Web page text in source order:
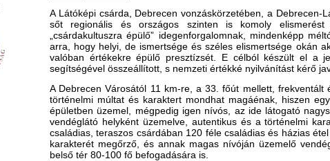
A Látóképi csárda, Debrecen vonzáskörzetében, a Debrecen-
sőt regionális és országos szinten is komoly
„csárdakultuszra épülő” idegenforgalomnak, mindenképp
arra, hogy helyi, de ismertsége és széles elismertsége okán
valóban értékekre épülő presztízsét. E célból készült el a
segítségével összeállított, s nemzeti értékké nyilvánítást kérő
A Debrecen Városától 11 km-re, a 33. főút mellett,
történelmi múltat és karaktert mondhat magáénak, hiszen
épületben üzemel, mégpedig igen nívós, az ide látogató
vendéglátó helyként üzemelve, autentikus és a történelmi
családias, teraszos csárdában 120 féle családias és házias
karakterét megőrző, és annak magas nívóján üzemelő
belső tér 80-100 fő befogadására is.